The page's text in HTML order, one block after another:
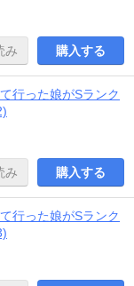
み 購入する
行った娘がSランク
み 購入する
行った娘がSランク